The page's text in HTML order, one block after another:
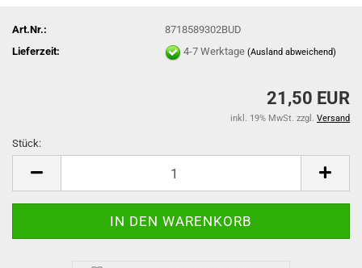
Art.Nr.:
8718589302BUD
Lieferzeit:
4-7 Werktage(Ausland abweichend)
21,50 EUR
inkl. 19% MwSt. zzgl. Versand
Stück: